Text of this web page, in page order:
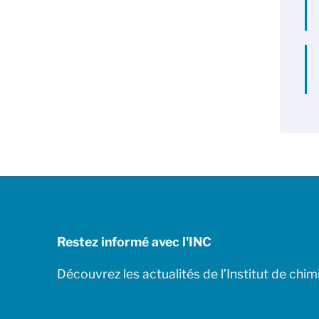
Restez informé avec l'INC
Découvrez les actualités de l’Institut de